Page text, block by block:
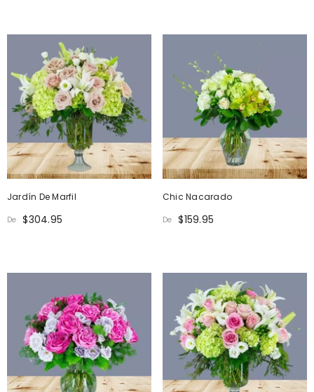
Jardín De Marfil
De $304.95
Chic Nacarado
De $159.95